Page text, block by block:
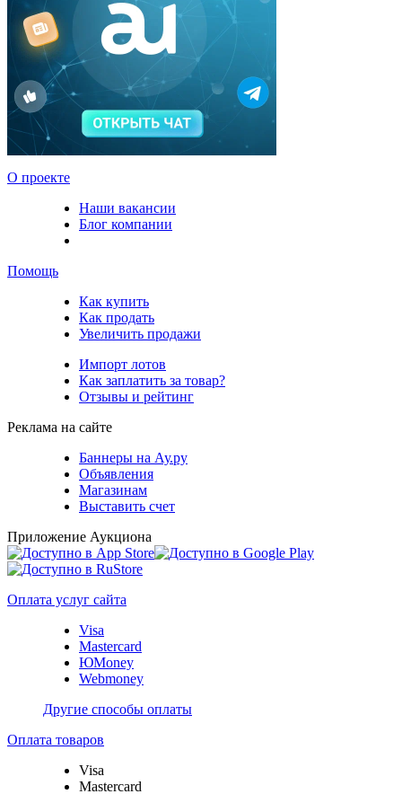
О проекте
Наши вакансии
Блог компании
Помощь
Как купить
Как продать
Увеличить продажи
Импорт лотов
Как заплатить за товар?
Отзывы и рейтинг
Реклама на сайте
Баннеры на Ау.ру
Объявления
Магазинам
Выставить счет
Приложение Аукциона
Оплата услуг сайта
Visa
Mastercard
ЮMoney
Webmoney
Другие способы оплаты
Оплата товаров
Visa
Mastercard